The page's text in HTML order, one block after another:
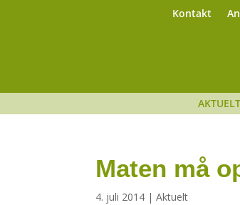
Kontakt
AKTUELT
Maten må
4. juli 2014 |Aktuelt